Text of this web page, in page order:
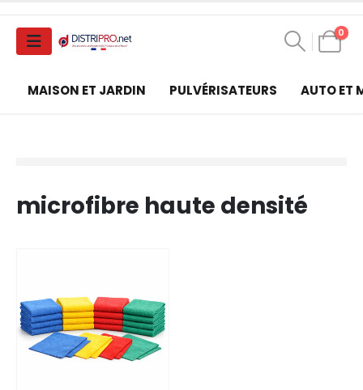
0
MAISON ET JARDIN PULVÉRISATEURS AUTO ET
microfibre haute densité